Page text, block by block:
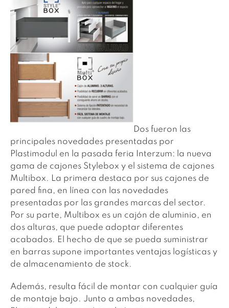
Dos fueron las
principales novedades presentadas por
Plastimodul en la pasada feria Interzum: la nueva
gama de cajones Stylebox y el sistema de cajones
Multibox. La primera destaca por sus cajones de
pared fina, en línea con las novedades
presentadas por las grandes marcas del sector.
Por su parte, Multibox es un cajón de aluminio, en
dos alturas, que puede adoptar diferentes
acabados. El hecho de que se pueda suministrar
en barras supone importantes ventajas logísticas y
de almacenamiento de stock.
Además, resulta fácil de montar con cualquier guía
de montaje bajo. Junto a ambas novedades,